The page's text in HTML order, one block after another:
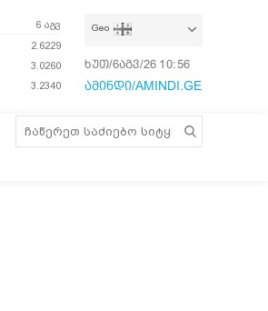
6 აგვ
2.6229
3.0260
3.2340
Geo
ხუთ/6აგვ/26 10:56:56
ამინდი/AMINDI.GE